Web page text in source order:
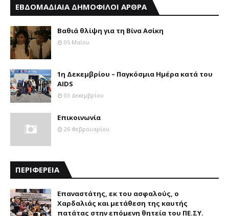
ΕΒΔΟΜΑΔΙΑΙΑ ΔΗΜΟΦΙΛΟΙ ΑΡΘΡΑ
Βαθιά θλίψη για τη Βίνα Ασίκη
05 Μαΐου
1η Δεκεμβρίου – Παγκόσμια Ημέρα κατά του
AIDS
03 Δεκεμβρίου
Επικοινωνία
26 Φεβρουαρίου
ΠΕΡΙΦΕΡΕΙΑ
Επαναστάτης, εκ του ασφαλούς, ο
Χαρδαλιάς και μετάθεση της καυτής
πατάτας στην επόμενη θητεία του ΠΕ.ΣΥ.